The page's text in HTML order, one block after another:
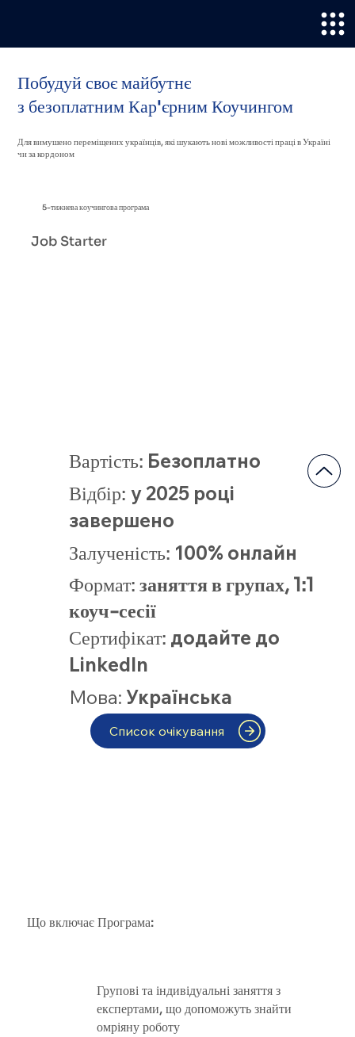
Побудуй своє майбутнє
з безоплатним Кар'єрним Коучингом
Для вимушено переміщених українців, які шукають нові можливості праці в Україні
чи за кордоном
5-тижнева коучингова програма
Job Starter
Вартість: Безоплатно
Відбір: у 2025 році
завершено
Залученість: 100% онлайн
Формат: заняття в групах, 1:1
коуч-сесії
Сертифікат: додайте до
LinkedIn
Мова: Українська
Список очікування
Що включає Програма:
Групові та індивідуальні заняття з
експертами, що допоможуть знайти
омріяну роботу